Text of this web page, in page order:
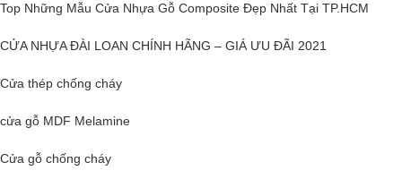
Top Những Mẫu Cửa Nhựa Gỗ Composite Đẹp Nhất Tại TP.HCM
CỬA NHỰA ĐÀI LOAN CHÍNH HÃNG – GIÁ ƯU ĐÃI 2021
Cửa thép chống cháy
cửa gỗ MDF Melamine
Cửa gỗ chống cháy